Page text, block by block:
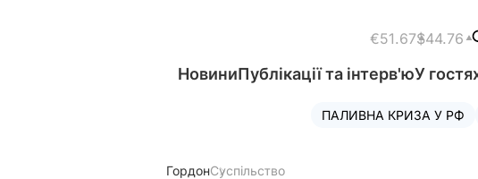
€51.67$44.76
НовиниПублікації та інтерв'юУ
ПАЛИВНА КРИЗА У РФ
ГордонСуспільство